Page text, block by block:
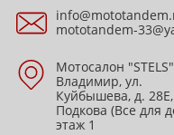
mototandem-
Мотосалон "STELS"
Владимир, ул.
Куйбышева, д.
Подкова (Все для
этаж 1